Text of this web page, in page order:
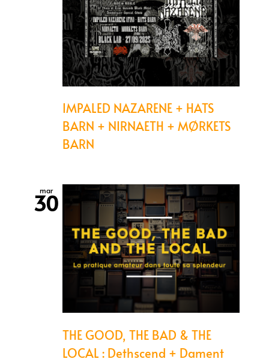
IMPALED NAZARENE + HATS
BARN + NIRNAETH + MØRKETS
BARN
mar
30
THE GOOD, THE BAD & THE
LOCAL : Dethscend + Dament